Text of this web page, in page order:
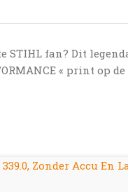
fan? Dit
« print